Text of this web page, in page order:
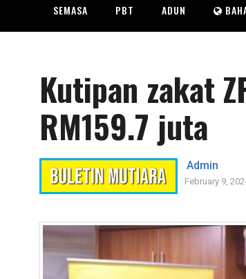
SEMASA PBT ADUN
Kutipan zakat
RM159.7 juta
Admin
February 9,